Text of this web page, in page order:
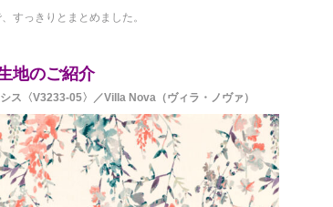
すっきりとまとめました。
地のご紹介
ス〈V3233-05〉／Villa Nova（ヴィラ・ノヴァ）